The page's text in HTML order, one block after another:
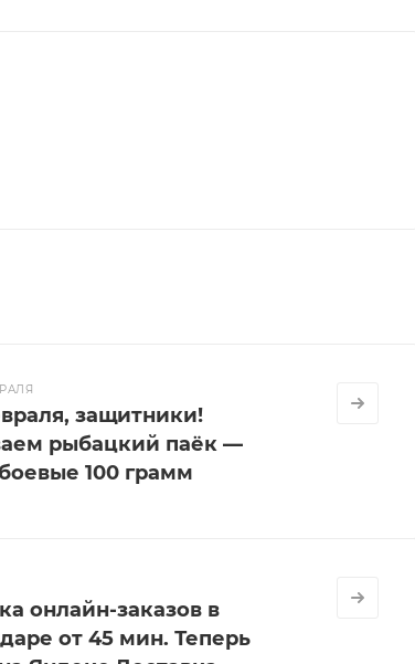
защитники!
рыбацкий паёк —
100 грамм
онлайн-заказов в
от 45 мин. Теперь